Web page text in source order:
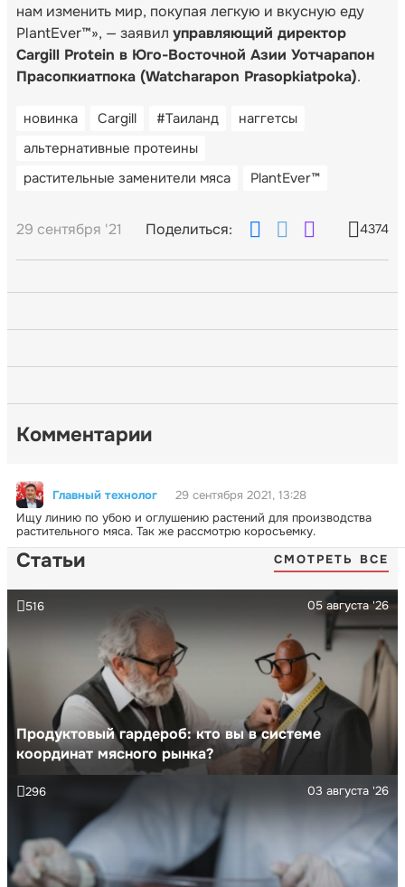
нам изменить мир, покупая легкую и вкусную еду
PlantEver™», — заявил управляющий директор
Cargill Protein в Юго-Восточной Азии Уотчарапон
Прасопкиатпока (Watcharapon Prasopkiatpoka).
новинка Cargill #Таиланд
наггетсы
альтернативные протеины
растительные заменители мяса
PlantEver™
29 сентября '21 Поделиться: 4374
Комментарии
Главный технолог
29 сентября 2021, 13:28
Ищу линию по убою и оглушению растений для производства
растительного мяса. Так же рассмотрю коросъемку.
Статьи СМОТРЕТЬ ВСЕ
Продуктовый гардероб: кто вы в системе
координат мясного рынка?
05 августа '26
516
03 августа '26
296